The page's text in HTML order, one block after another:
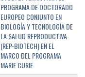
PROGRAMA DE DOCTORADO
EUROPEO CONJUNTO EN
BIOLOGÍA Y TECNOLOGÍA DE
LA SALUD REPRODUCTIVA
(REP-BIOTECH) EN EL
MARCO DEL PROGRAMA
MARIE CURIE